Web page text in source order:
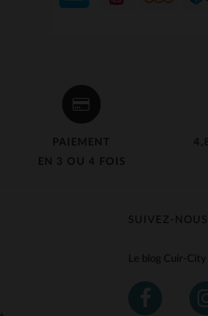
PAIEMENT
EN 3 OU 4 FOIS
SUIVEZ-NOUS
Le blog Cuir-City